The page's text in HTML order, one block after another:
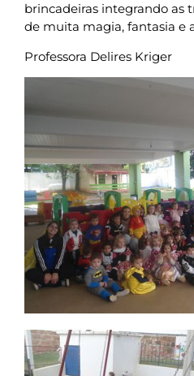
brincadeiras integrando as
de muita magia, fantasia e
Professora Delires Kriger